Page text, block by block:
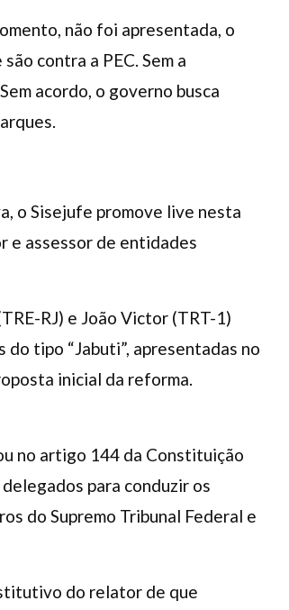
não foi apresentada, o
contra a PEC. Sem a
acordo, o governo busca
o Sisejufe promove live nesta
e assessor de entidades
RJ) e João Victor (TRT-1)
tipo “Jabuti”, apresentadas no
inicial da reforma.
no artigo 144 da Constituição
para conduzir os
do Supremo Tribunal Federal e
do relator de que